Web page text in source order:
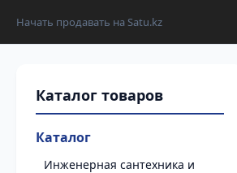
Начать продавать на Satu.kz
Каталог
Инженерная сантехника и